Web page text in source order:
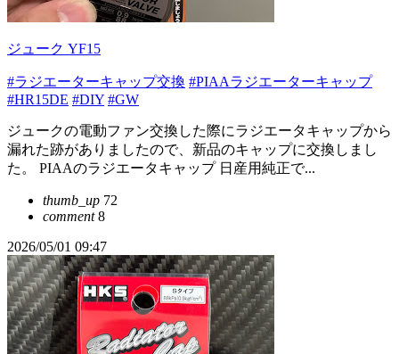
ジューク YF15
#ラジエーターキャップ交換 #PIAAラジエーターキャップ
#HR15DE #DIY #GW
ジュークの電動ファン交換した際にラジエータキャップから
漏れた跡がありましたので、新品のキャップに交換しまし
た。 PIAAのラジエータキャップ 日産用純正で...
thumb_up 72
comment8
2026/05/01 09:47